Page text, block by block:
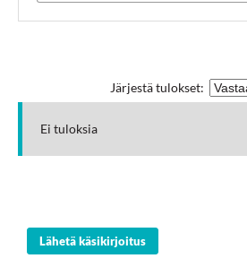
Järjestä tulokset:
Ei tuloksia
Lähetä käsikirjoitus